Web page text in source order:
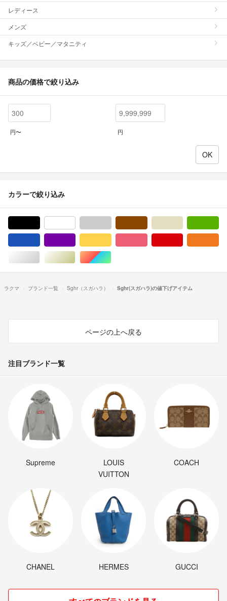
レディース
メンズ
キッズ／ベビー／マタニティ
商品の価格で絞り込み
円〜 円
カラーで絞り込み
シルバー/銀色系ゴールド/金色系マルチカラー
ラクマ ブランド一覧 Sghr（スガハラ） Sghr(スガハラ)の値下げアイテム
ページの上へ戻る
注目ブランド一覧
Supreme
LOUIS
VUITTON
COACH
CHANEL HERMES GUCCI